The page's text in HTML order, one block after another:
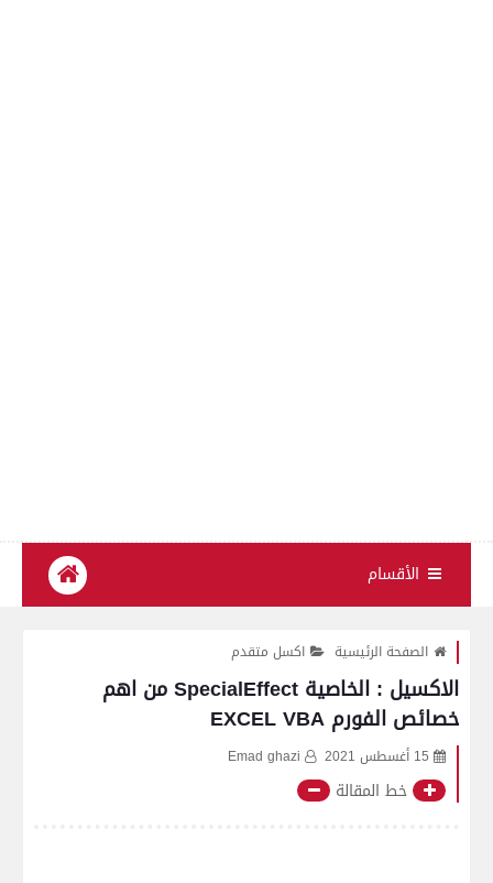
الأقسام
الصفحة الرئيسية اكسل متقدم
الاكسيل : الخاصية SpecialEffect من اهم
خصائص الفورم EXCEL VBA
15 أغسطس 2021 Emad ghazi
خط المقالة